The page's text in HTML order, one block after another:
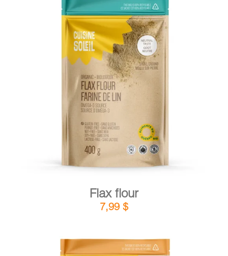
ADD TO CART DETAILS
Flax flour
7,99 $